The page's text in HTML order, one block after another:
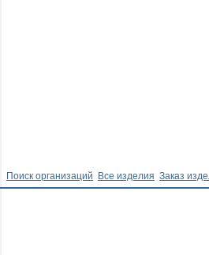
Поиск организаций Все изделия Заказ